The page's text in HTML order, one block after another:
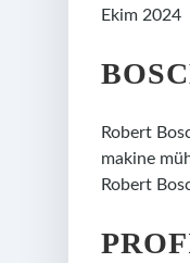
Ekim 2024
Robert
makine
Robert